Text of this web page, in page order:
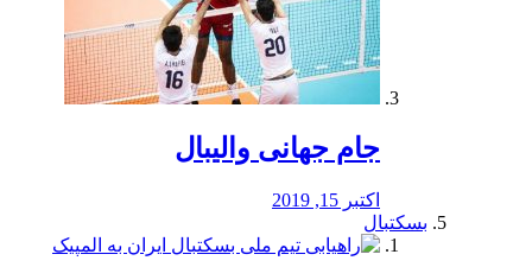
جام جهانی والیبال
اکتبر 15, 2019
بسکتبال